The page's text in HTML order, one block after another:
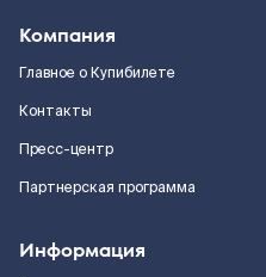
Компания
Главное о Купибилете
Контакты
Пресс-центр
Партнерская программа
Информация